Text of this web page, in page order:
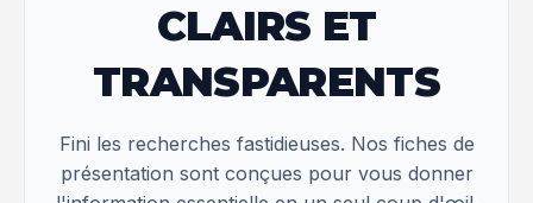
CLAIRS ET
TRANSPARENTS
Fini les recherches fastidieuses. Nos fiches de
présentation sont conçues pour vous donner